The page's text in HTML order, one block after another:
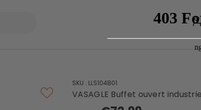
Portemanteaux
d’entrée
SKU : LLS104B01
VASAGLE Buffet ouvert